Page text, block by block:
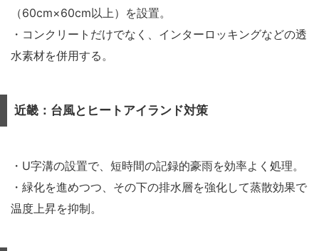
（60cm×60cm以上）を設置。
・コンクリートだけでなく、インターロッキングなどの透
水素材を併用する。
近畿：台風とヒートアイランド対策
・U字溝の設置で、短時間の記録的豪雨を効率よく処理。
・緑化を進めつつ、その下の排水層を強化して蒸散効果で
温度上昇を抑制。